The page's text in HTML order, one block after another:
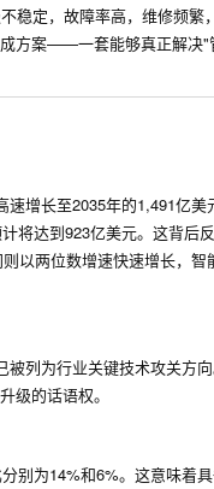
稳定，故障率高，维修频繁
成方案——一套能够真正解决"
增长至2035年的1,491亿美
将达到923亿美元。这背后
以两位数增速快速增长，智
被列为行业关键技术攻关方
级的话语权。
别为14%和6%。这意味着